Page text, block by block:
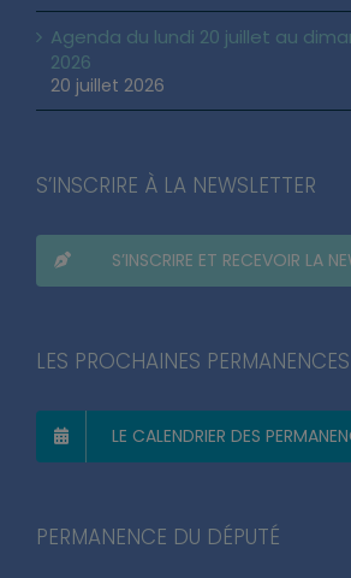
Agenda du lundi 20 juillet au
2026
20 juillet 2026
S’INSCRIRE À LA NEWSLETTER
S’INSCRIRE ET RECEVOIR LA
LES PROCHAINES PERMANENCES
LE CALENDRIER DES
PERMANENCE DU DÉPUTÉ